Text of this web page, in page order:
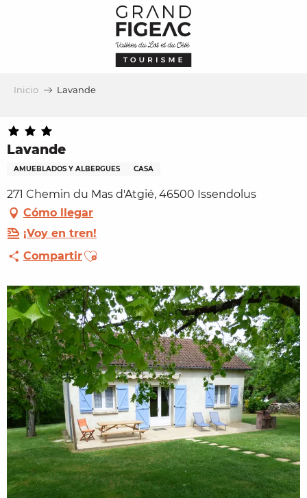
Inicio Lavande
Lavande
AMUEBLADOS Y ALBERGUES CASA
271 Chemin du Mas d'Atgié, 46500 Issendolus
Cómo llegar
¡Voy en tren!
CompartirAjouter aux favoris